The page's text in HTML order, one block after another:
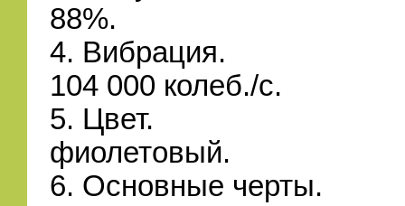
88%.
4. Вибрация.
104 000 колеб./с.
5. Цвет.
фиолетовый.
6. Основные черты.